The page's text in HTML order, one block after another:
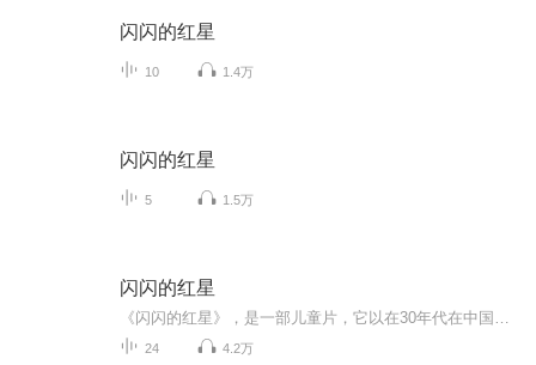
闪闪的红星
10 1.4万
闪闪的红星
5 1.5万
闪闪的红星
24 4.2万